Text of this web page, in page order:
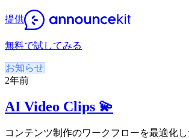
提供
無料で試してみる
お知らせ
2年前
AI Video Clips 💫
コンテンツ制作のワークフローを最適化